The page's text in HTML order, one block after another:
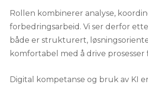
Rollen kombinerer analyse,
forbedringsarbeid. Vi ser derfor
både er strukturert,
komfortabel med å drive prosesser
Digital kompetanse og bruk av KI